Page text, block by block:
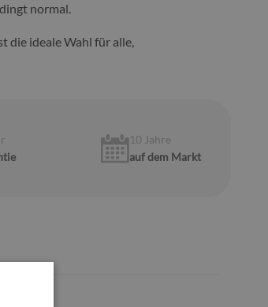
normal.
die ideale Wahl für alle,
10 Jahre
auf dem Markt